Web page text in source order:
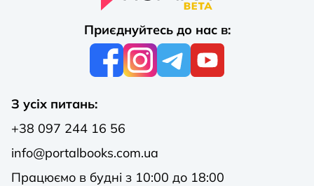
Приєднуйтесь до нас в:
З усіх питань:
+38 097 244 16 56
info@portalbooks.com.ua
Працюємо в будні з 10:00 до 18:00